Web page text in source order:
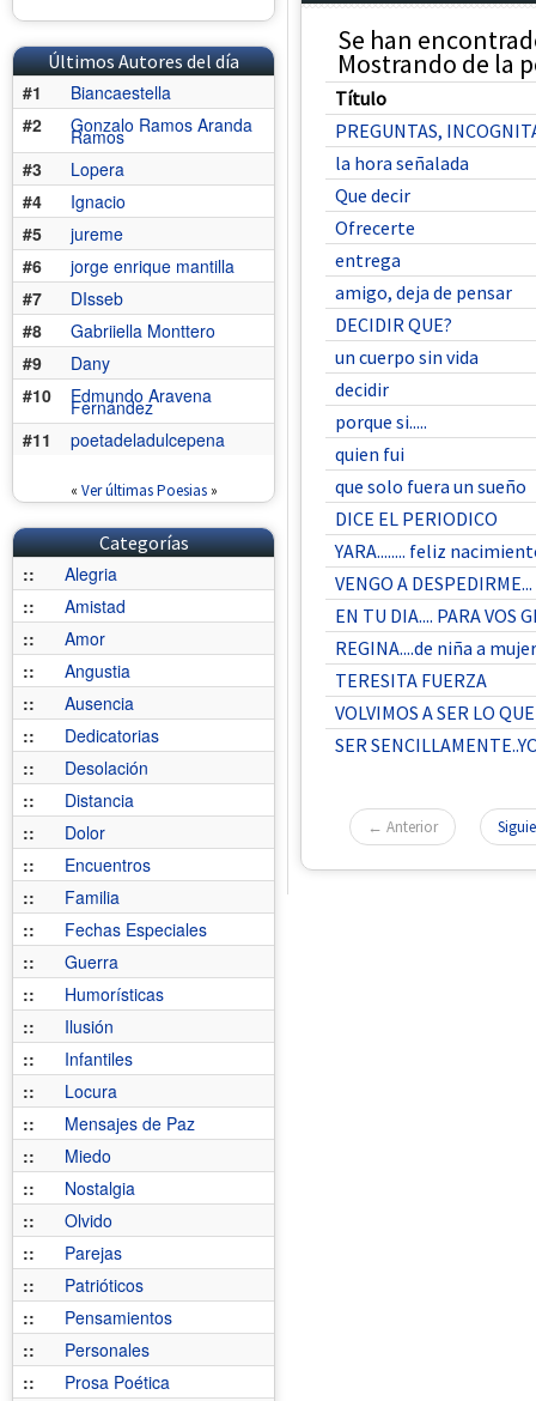
Últimos Autores del día
#1
Biancaestella
#2
Gonzalo Ramos Aranda
Ramos
#3
Lopera
#4
Ignacio
#5
jureme
#6
jorge enrique mantilla
#7
DIsseb
#8
Gabriiella Monttero
#9
Dany
#10
Edmundo Aravena
Fernández
#11
poetadeladulcepena
« Ver últimas Poesias»
Categorías
::
Alegria
::
Amistad
::
Amor
::
Angustia
::
Ausencia
::
Dedicatorias
::
Desolación
::
Distancia
::
Dolor
::
Encuentros
::
Familia
::
Fechas Especiales
::
Guerra
::
Humorísticas
::
Ilusión
::
Infantiles
::
Locura
::
Mensajes de Paz
::
Miedo
::
Nostalgia
::
Olvido
::
Parejas
::
Patrióticos
::
Pensamientos
::
Personales
::
Prosa Poética
Se han
Mostrando de la
Título
PREGUNTAS,
la hora señalada
Que decir
Ofrecerte
entrega
amigo, deja de pensar
DECIDIR QUE?
un cuerpo sin vida
decidir
porque si.....
quien fui
que solo fuera un sueño
DICE EL PERIODICO
YARA........ feliz
VENGO A DESPEDIRME...
EN TU DIA.... PARA VOS
REGINA....de niña a
TERESITA FUERZA
VOLVIMOS A SER LO
SER
← Anterior